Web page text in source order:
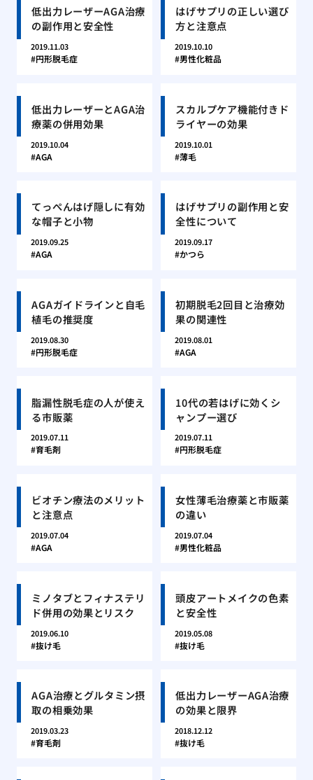
低出力レーザーAGA治療
の副作用と安全性
2019.11.03
円形脱毛症
はげサプリの正しい選び
方と注意点
2019.10.10
男性化粧品
低出力レーザーとAGA治
療薬の併用効果
2019.10.04
AGA
スカルプケア機能付きド
ライヤーの効果
2019.10.01
薄毛
てっぺんはげ隠しに有効
な帽子と小物
2019.09.25
AGA
はげサプリの副作用と安
全性について
2019.09.17
かつら
AGAガイドラインと自毛
植毛の推奨度
2019.08.30
円形脱毛症
初期脱毛2回目と治療効
果の関連性
2019.08.01
AGA
脂漏性脱毛症の人が使え
る市販薬
2019.07.11
育毛剤
10代の若はげに効くシ
ャンプー選び
2019.07.11
円形脱毛症
ビオチン療法のメリット
と注意点
2019.07.04
AGA
女性薄毛治療薬と市販薬
の違い
2019.07.04
男性化粧品
ミノタブとフィナステリ
ド併用の効果とリスク
2019.06.10
抜け毛
頭皮アートメイクの色素
と安全性
2019.05.08
抜け毛
AGA治療とグルタミン摂
取の相乗効果
2019.03.23
育毛剤
低出力レーザーAGA治療
の効果と限界
2018.12.12
抜け毛